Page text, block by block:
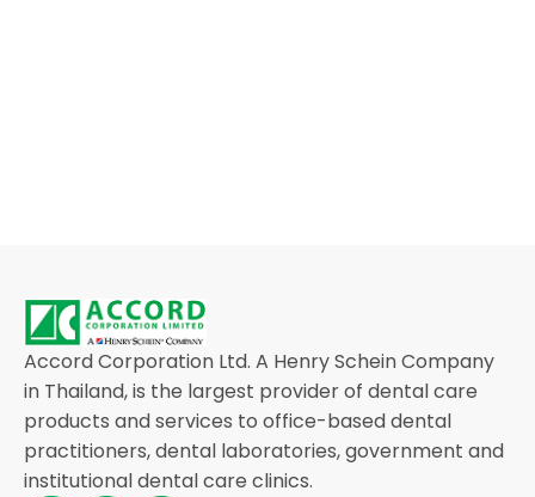
Accord Corporation Ltd. A Henry Schein Company
in Thailand, is the largest provider of dental care
products and services to office-based dental
practitioners, dental laboratories, government and
institutional dental care clinics.